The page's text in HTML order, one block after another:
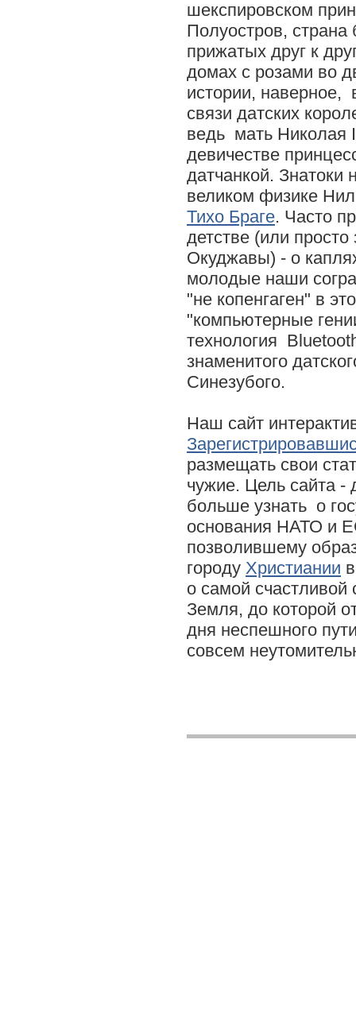
шекспировском
Полуостров,
прижатых друг к
домах с розами во
истории, наверное,
связи датских
ведь мать Николая
девичестве
датчанкой. Знатоки
великом физике
Тихо Браге. Часто
детстве (или
Окуджавы) - о
молодые наши
"не копенгаген" в
"компьютерные
технология
знаменитого
Синезубого.
Наш сайт
размещать свои
чужие. Цель сайта -
больше узнать о
основания НАТО и
позволившему
городу Христиании
о самой счастливой
Земля, до которой
дня неспешного
совсем